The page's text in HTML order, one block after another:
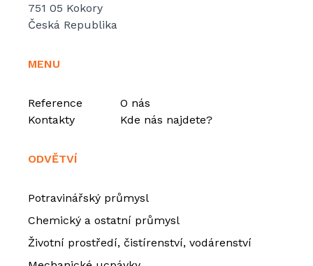
751 05 Kokory
Česká Republika
MENU
Reference
O nás
Kontakty
Kde nás najdete?
ODVĚTVÍ
Potravinářský průmysl
Chemický a ostatní průmysl
Životní prostředí, čistírenství, vodárenství